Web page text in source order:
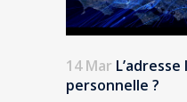
14 Mar
personnelle ?